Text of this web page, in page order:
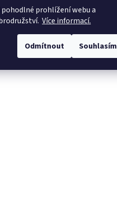
prohlížení webu a
Více informací.
Odmítnout Souhlasím